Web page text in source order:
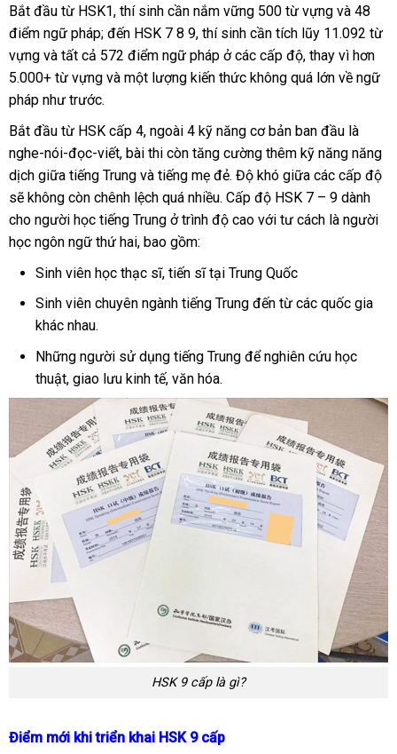
Bắt đầu từ HSK1, thí sinh cần nắm vững 500 từ vựng và 48
điểm ngữ pháp; đến HSK 7 8 9, thí sinh cần tích lũy 11.092 từ
vựng và tất cả 572 điểm ngữ pháp ở các cấp độ, thay vì hơn
5.000+ từ vựng và một lượng kiến thức không quá lớn về ngữ
pháp như trước.
Bắt đầu từ HSK cấp 4, ngoài 4 kỹ năng cơ bản ban đầu là
nghe-nói-đọc-viết, bài thi còn tăng cường thêm kỹ năng năng
dịch giữa tiếng Trung và tiếng mẹ đẻ. Độ khó giữa các cấp độ
sẽ không còn chênh lệch quá nhiều. Cấp độ HSK 7 – 9 dành
cho người học tiếng Trung ở trình độ cao với tư cách là người
học ngôn ngữ thứ hai, bao gồm:
Sinh viên học thạc sĩ, tiến sĩ tại Trung Quốc
Sinh viên chuyên ngành tiếng Trung đến từ các quốc gia
khác nhau.
Những người sử dụng tiếng Trung để nghiên cứu học
thuật, giao lưu kinh tế, văn hóa.
HSK 9 cấp là gì?
Điểm mới khi triển khai HSK 9 cấp